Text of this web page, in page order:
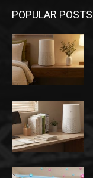
POPULAR POSTS